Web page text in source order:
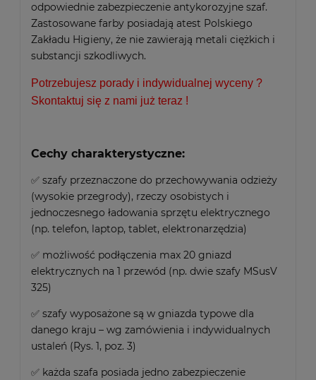
odpowiednie zabezpieczenie antykorozyjne szaf.
Zastosowane farby posiadają atest Polskiego
Zakładu Higieny, że nie zawierają metali ciężkich i
substancji szkodliwych.
Potrzebujesz porady i indywidualnej wyceny ?
Skontaktuj się z nami już teraz !
Cechy charakterystyczne:
✅ szafy przeznaczone do przechowywania odzieży
(wysokie przegrody), rzeczy osobistych i
jednoczesnego ładowania sprzętu elektrycznego
(np. telefon, laptop, tablet, elektronarzędzia)
✅ możliwość podłączenia max 20 gniazd
elektrycznych na 1 przewód (np. dwie szafy MSusV
325)
✅ szafy wyposażone są w gniazda typowe dla
danego kraju – wg zamówienia i indywidualnych
ustaleń (Rys. 1, poz. 3)
✅ każda szafa posiada jedno zabezpieczenie